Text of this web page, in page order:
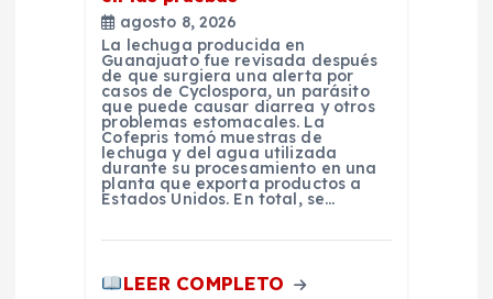
agosto 8, 2026
La lechuga producida en
Guanajuato fue revisada después
de que surgiera una alerta por
casos de Cyclospora, un parásito
que puede causar diarrea y otros
problemas estomacales. La
Cofepris tomó muestras de
lechuga y del agua utilizada
durante su procesamiento en una
planta que exporta productos a
Estados Unidos. En total, se…
LEER COMPLETO